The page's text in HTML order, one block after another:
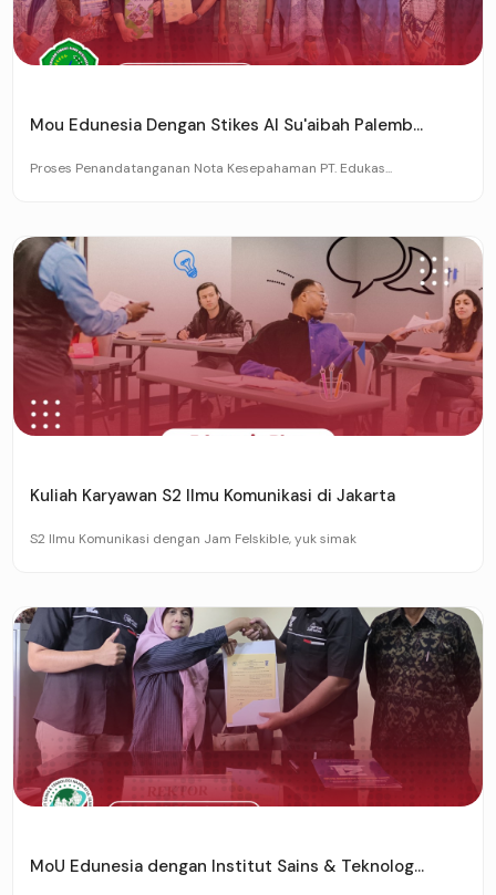
Mou Edunesia Dengan Stikes Al Su'aibah Palemb...
Proses Penandatanganan Nota Kesepahaman PT. Edukas...
Kuliah Karyawan S2 Ilmu Komunikasi di Jakarta
S2 Ilmu Komunikasi dengan Jam Felskible, yuk simak
MoU Edunesia dengan Institut Sains & Teknolog...